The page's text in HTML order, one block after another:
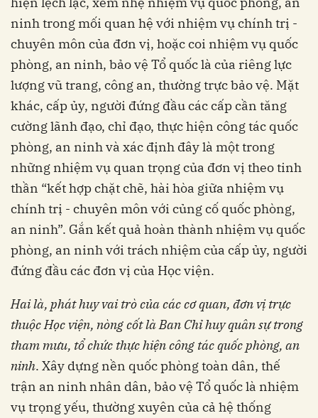
ninh trong mối quan hệ với nhiệm vụ chính trị -
chuyên môn của đơn vị, hoặc coi nhiệm vụ quốc
phòng, an ninh, bảo vệ Tổ quốc là của riêng lực
lượng vũ trang, công an, thường trực bảo vệ. Mặt
khác, cấp ủy, người đứng đầu các cấp cần tăng
cường lãnh đạo, chỉ đạo, thực hiện công tác quốc
phòng, an ninh và xác định đây là một trong
những nhiệm vụ quan trọng của đơn vị theo tinh
thần “kết hợp chặt chẽ, hài hòa giữa nhiệm vụ
chính trị - chuyên môn với củng cố quốc phòng,
an ninh”. Gắn kết quả hoàn thành nhiệm vụ quốc
phòng, an ninh với trách nhiệm của cấp ủy, người
đứng đầu các đơn vị của Học viện.
Hai là, phát huy vai trò của các cơ quan, đơn vị trực
thuộc Học viện, nòng cốt là Ban Chỉ huy quân sự trong
tham mưu, tổ chức thực hiện công tác quốc phòng, an
ninh. Xây dựng nền quốc phòng toàn dân, thế
trận an ninh nhân dân, bảo vệ Tổ quốc là nhiệm
vụ trọng yếu, thường xuyên của cả hệ thống